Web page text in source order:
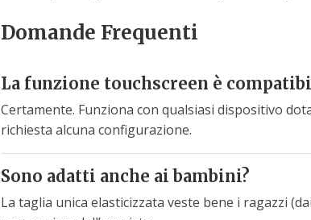
Domande Frequenti
La funzione touchscreen è
Certamente. Funziona con qualsiasi dispositivo
richiesta alcuna configurazione.
Sono adatti anche ai bambini?
La taglia unica elasticizzata veste bene i ragazzi